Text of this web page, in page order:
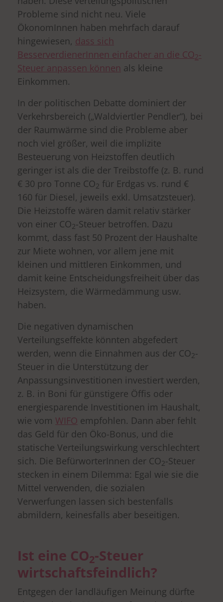
Probleme sind nicht neu. Viele
ÖkonomInnen haben mehrfach darauf
hingewiesen, dass sich
BesserverdienerInnen einfacher an die CO2-
Steuer anpassen können als kleine
Einkommen.
In der politischen Debatte dominiert der
Verkehrsbereich („Waldviertler Pendler“), bei
der Raumwärme sind die Probleme aber
noch viel größer, weil die implizite
Besteuerung von Heizstoffen deutlich
geringer ist als die der Treibstoffe (z. B. rund
€ 30 pro Tonne CO2 für Erdgas vs. rund €
160 für Diesel, jeweils exkl. Umsatzsteuer).
Die Heizstoffe wären damit relativ stärker
von einer CO2-Steuer betroffen. Dazu
kommt, dass fast 50 Prozent der Haushalte
zur Miete wohnen, vor allem jene mit
kleinen und mittleren Einkommen, und
damit keine Entscheidungsfreiheit über das
Heizsystem, die Wärmedämmung usw.
haben.
Die negativen dynamischen
Verteilungseffekte könnten abgefedert
werden, wenn die Einnahmen aus der CO2-
Steuer in die Unterstützung der
Anpassungsinvestitionen investiert werden,
z. B. in Boni für günstigere Öffis oder
energiesparende Investitionen im Haushalt,
wie vom WIFO empfohlen. Dann aber fehlt
das Geld für den Öko-Bonus, und die
statische Verteilungswirkung verschlechtert
sich. Die BefürworterInnen der CO2-Steuer
stecken in einem Dilemma: Egal wie sie die
Mittel verwenden, die sozialen
Verwerfungen lassen sich bestenfalls
abmildern, keinesfalls aber beseitigen.
Ist eine CO2-Steuer
wirtschaftsfeindlich?
Entgegen der landläufigen Meinung dürfte